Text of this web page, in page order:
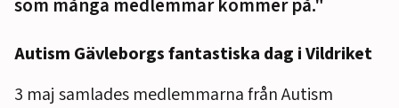
som många medlemmar kommer på."
Autism Gävleborgs fantastiska dag i Vildriket
3 maj samlades medlemmarna från Autism